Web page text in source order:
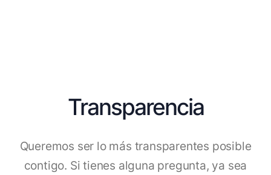
Transparencia
Queremos ser lo más transparentes posible
contigo. Si tienes alguna pregunta, ya sea